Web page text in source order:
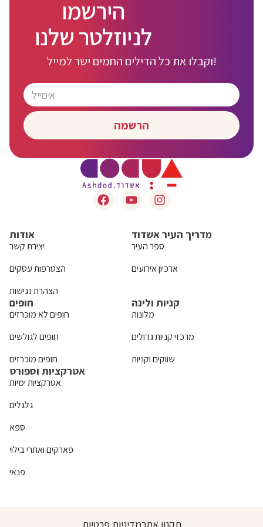
הירשמו
לניוזלטר שלנו
וקבלו את כל הדילים החמים ישר למייל!
הרשמה
אודות
יצירת קשר
הצטרפות עסקים
הצהרת נגישות
מדריך העיר אשדוד
ספר העיר
ארכיון אירועים
חופים
חופים לא מוכרזים
חופים לגולשים
חופים מוכרזים
קניות ולינה
מלונות
מרכזי קניות גדולים
שווקים וקניות
אטרקציות וספורט
אטרקציות ימיות
גלגלים
ספא
פארקים ואתרי בילוי
פנאי
מדיניות פרטיותתקנון אתר